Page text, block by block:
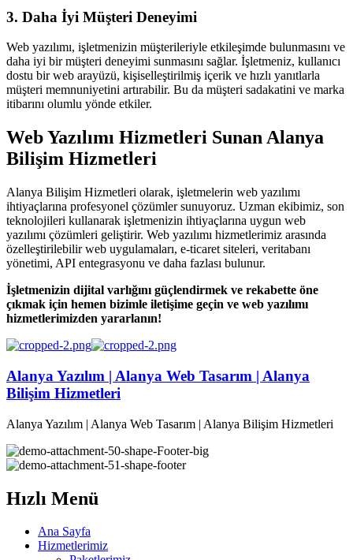
3. Daha İyi Müşteri Deneyimi
Web yazılımı, işletmenizin müşterileriyle etkileşimde bulunmasını ve
daha iyi bir müşteri deneyimi sunmasını sağlar. İşletmeniz, kullanıcı
dostu bir web arayüzü, kişiselleştirilmiş içerik ve hızlı yanıtlarla
müşteri memnuniyetini artırabilir. Bu da müşteri sadakatini ve marka
itibarını olumlu yönde etkiler.
Web Yazılımı Hizmetleri Sunan Alanya
Bilişim Hizmetleri
Alanya Bilişim Hizmetleri olarak, işletmelerin web yazılımı
ihtiyaçlarına profesyonel çözümler sunuyoruz. Uzman ekibimiz, son
teknolojileri kullanarak işletmenizin ihtiyaçlarına uygun web
yazılımı çözümleri geliştirir. Web yazılımı hizmetlerimiz arasında
özelleştirilebilir web uygulamaları, e-ticaret siteleri, veritabanı
yönetimi, API entegrasyonu ve daha fazlası bulunur.
İşletmenizin dijital varlığını güçlendirmek ve rekabette öne
çıkmak için hemen bizimle iletişime geçin ve web yazılımı
hizmetlerimizden yararlanın!
Alanya Yazılım | Alanya Web Tasarım | Alanya
Bilişim Hizmetleri
Alanya Yazılım | Alanya Web Tasarım | Alanya Bilişim Hizmetleri
Hızlı Menü
Ana Sayfa
Hizmetlerimiz